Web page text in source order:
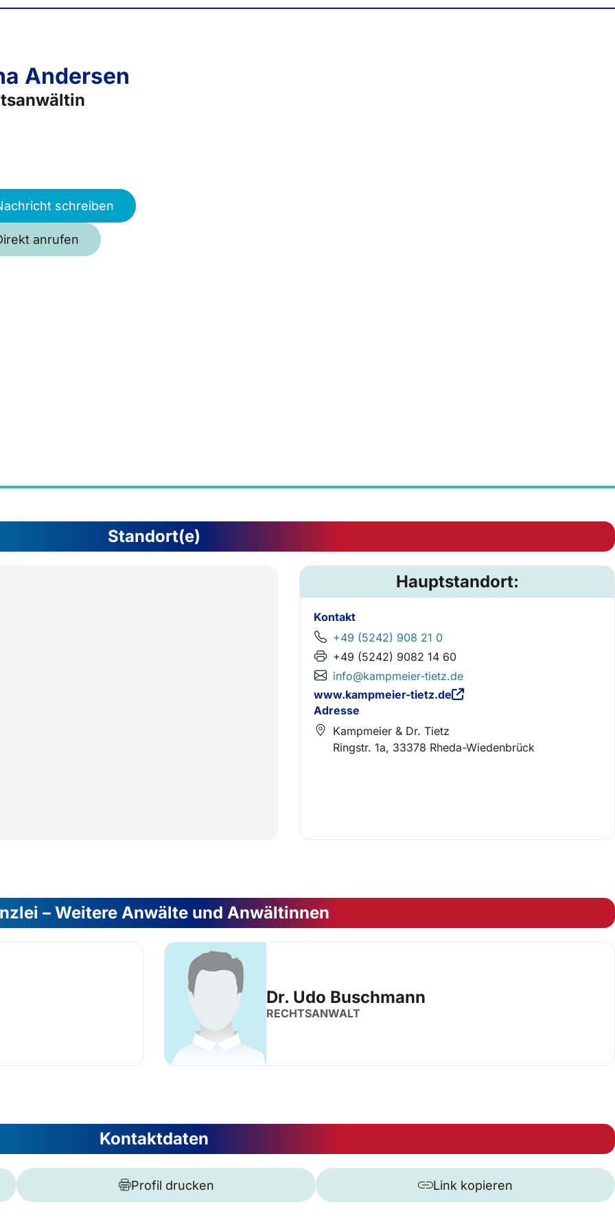
Andersen
schreiben
anrufen
Standort(e)
Hauptstandort:
Kontakt
+49 (5242) 908 21 0
+49 (5242) 9082 14 60
info@kampmeier-tietz.de
www.kampmeier-tietz.de
Adresse
Kampmeier & Dr. Tietz
Ringstr. 1a, 33378 Rheda-Wiedenbrück
– Weitere Anwälte und Anwältinnen
Dr. Udo Buschmann
RECHTSANWALT
Kontaktdaten
Profil drucken Link kopieren